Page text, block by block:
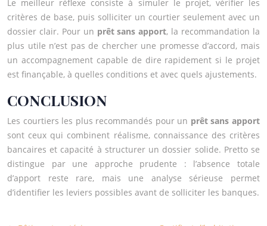
Le meilleur réflexe consiste à simuler le projet, vérifier les
critères de base, puis solliciter un courtier seulement avec un
dossier clair. Pour un prêt sans apport, la recommandation la
plus utile n’est pas de chercher une promesse d’accord, mais
un accompagnement capable de dire rapidement si le projet
est finançable, à quelles conditions et avec quels ajustements.
CONCLUSION
Les courtiers les plus recommandés pour un prêt sans apport
sont ceux qui combinent réalisme, connaissance des critères
bancaires et capacité à structurer un dossier solide. Pretto se
distingue par une approche prudente : l’absence totale
d’apport reste rare, mais une analyse sérieuse permet
d’identifier les leviers possibles avant de solliciter les banques.